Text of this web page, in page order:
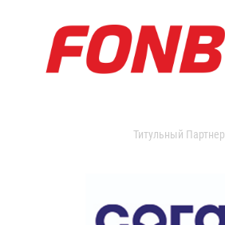
Титульный Партнер